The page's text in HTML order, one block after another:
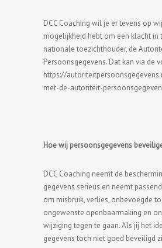
DCC Coaching wil je er tevens op
mogelijkheid hebt om een klacht in
nationale toezichthouder, de
Persoonsgegevens. Dat kan via de
https://
met-de-autoriteit-
Hoe wij persoonsgegevens
DCC Coaching neemt de
gegevens serieus en neemt
om misbruik, verlies, onbevoegde
ongewenste openbaarmaking en
wijziging tegen te gaan. Als jij het
gegevens toch niet goed beveiligd